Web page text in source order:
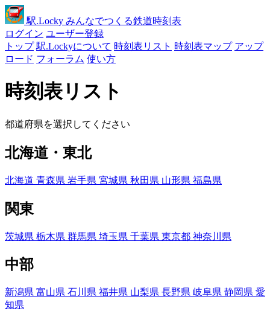
駅.Locky みんなでつくる鉄道時刻表
ログイン ユーザー登録
トップ 駅.Lockyについて 時刻表リスト 時刻表マップ アップ
ロード フォーラム 使い方
時刻表リスト
都道府県を選択してください
北海道・東北
北海道 青森県 岩手県 宮城県 秋田県 山形県 福島県
関東
茨城県 栃木県 群馬県 埼玉県 千葉県 東京都 神奈川県
中部
新潟県 富山県 石川県 福井県 山梨県 長野県 岐阜県 静岡県 愛
知県